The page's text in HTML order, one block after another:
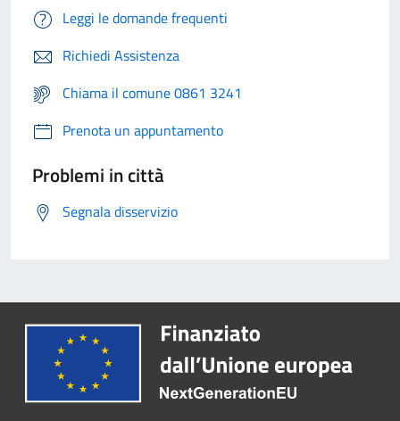
Leggi le domande frequenti
Richiedi Assistenza
Chiama il comune 0861 3241
Prenota un appuntamento
Problemi in città
Segnala disservizio